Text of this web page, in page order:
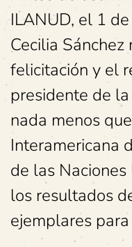
ILANUD, el 1
Cecilia Sánchez
felicitación y el
presidente de
nada menos
Interamericana
de las
los resultados
ejemplares